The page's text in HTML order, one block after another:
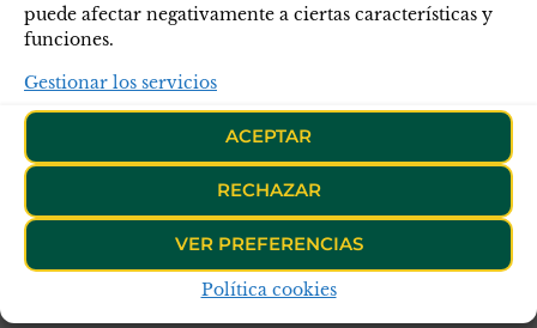
puede afectar negativamente a ciertas características y
funciones.
Gestionar los servicios
ACEPTAR
RECHAZAR
VER PREFERENCIAS
Política cookies
Acceso exclusivo para socios de APC-